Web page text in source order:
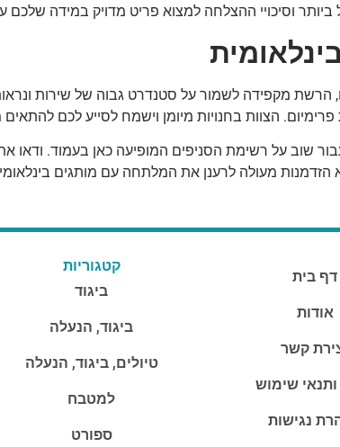
וסיכויי ההצלחה למצוא פריט מדויק במידה שלכם
מקפידה לשמור על סטנדרט גבוה של שירות ונראות.
הצוות בחנויות מיומן וישמח לסייע לכם
שוב על רשימת הסניפים המופיעה כאן בעמוד.
דף בית
אודות
קשר
ותנאי שימוש
נגישות
קטגוריות
ביגוד
ביגוד, הנעלה
טיולים, ביגוד, הנעלה
למטבח
ספורט